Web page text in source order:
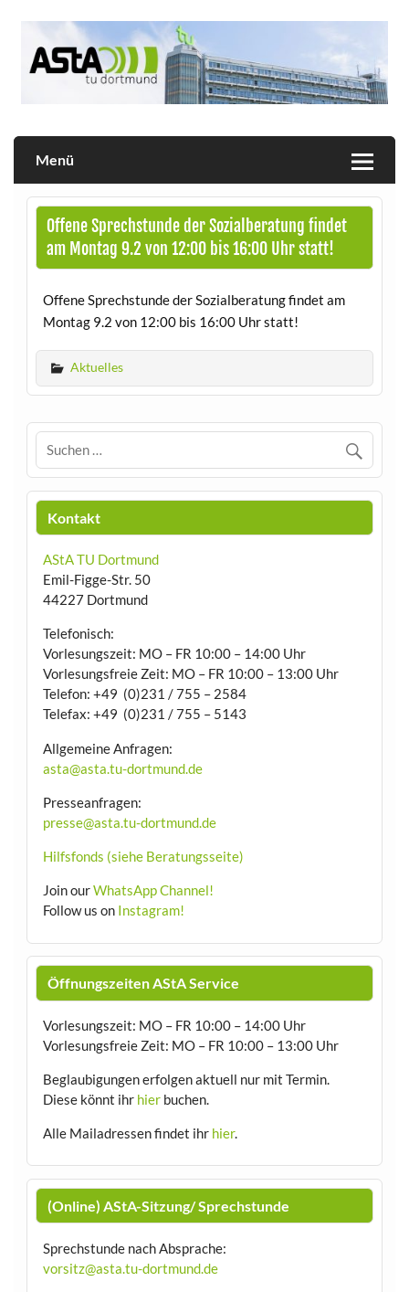
Menü
Offene Sprechstunde der Sozialberatung findet
am Montag 9.2 von 12:00 bis 16:00 Uhr statt!
Offene Sprechstunde der Sozialberatung findet am
Montag 9.2 von 12:00 bis 16:00 Uhr statt!
Aktuelles
Kontakt
AStA TU Dortmund
Emil-Figge-Str. 50
44227 Dortmund
Telefonisch:
Vorlesungszeit: MO – FR 10:00 – 14:00 Uhr
Vorlesungsfreie Zeit: MO – FR 10:00 – 13:00 Uhr
Telefon: +49 (0)231 / 755 – 2584
Telefax: +49 (0)231 / 755 – 5143
Allgemeine Anfragen:
asta@asta.tu-dortmund.de
Presseanfragen:
presse@asta.tu-dortmund.de
Hilfsfonds (siehe Beratungsseite)
Join ourWhatsApp Channel!
Follow us on Instagram!
Öffnungszeiten AStA Service
Vorlesungszeit: MO – FR 10:00 – 14:00 Uhr
Vorlesungsfreie Zeit: MO – FR 10:00 – 13:00 Uhr
Beglaubigungen erfolgen aktuell nur mit Termin.
Diese könnt ihr hierbuchen.
Alle Mailadressen findet ihr hier.
(Online) AStA-Sitzung/ Sprechstunde
Sprechstunde nach Absprache:
vorsitz@asta.tu-dortmund.de